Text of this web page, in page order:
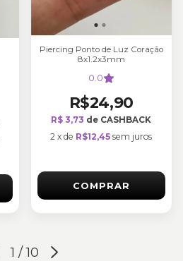
Piercing Ponto de Luz Coração
8x1.2x3mm
0.0
R$24,90
R$ 3,73 de CASHBACK
2 xde R$12,45 sem juros
COMPRAR
1 / 10